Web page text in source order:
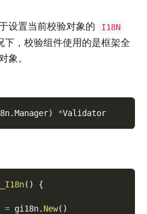
设置当前校验对象的 I18N
下，校验组件使用的是框架全
象。
.Manager) *Validator
( )
{
= gi18n. New( )